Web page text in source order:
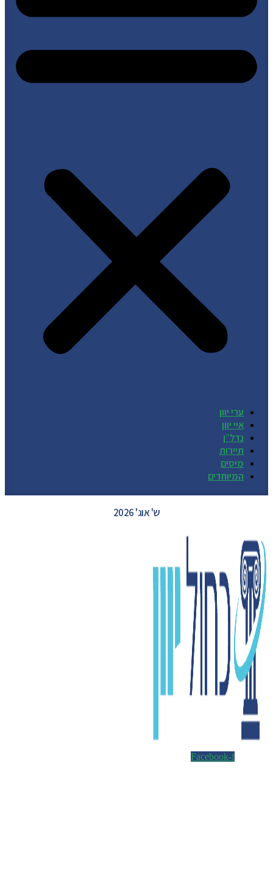
ערי יוון
איי יוון
נדל״ן
תיירות
מיסים
המיוחדים
ש' אוג' 2026
Facebook-f